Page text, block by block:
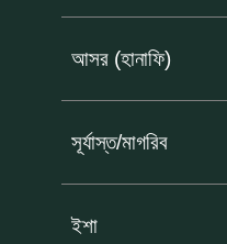
আসর (হানাফি)
সূর্যাস্ত/মাগরিব
ইশা